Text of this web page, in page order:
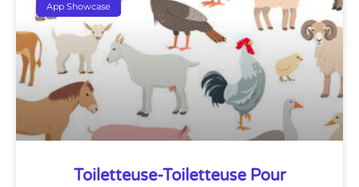
App Showcase
Toiletteuse-Toiletteuse Pour